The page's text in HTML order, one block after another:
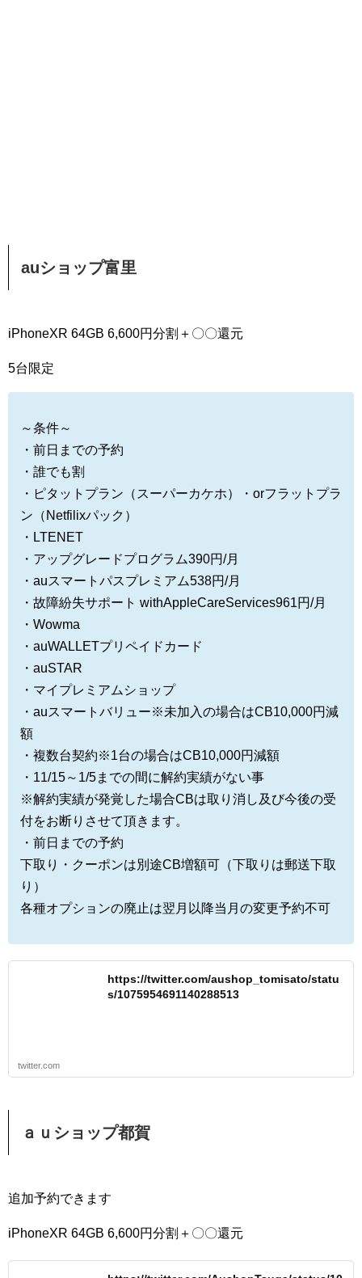
auショップ富里
iPhoneXR 64GB 6,600円分割＋〇〇還元
5台限定
～条件～
・前日までの予約
・誰でも割
・ピタットプラン（スーパーカケホ）・orフラットプラ
ン（Netfilixパック）
・LTENET
・アップグレードプログラム390円/月
・auスマートパスプレミアム538円/月
・故障紛失サポート withAppleCareServices961円/月
・Wowma
・auWALLETプリペイドカード
・auSTAR
・マイプレミアムショップ
・auスマートバリュー※未加入の場合はCB10,000円減
額
・複数台契約※1台の場合はCB10,000円減額
・11/15～1/5までの間に解約実績がない事
※解約実績が発覚した場合CBは取り消し及び今後の受
付をお断りさせて頂きます。
・前日までの予約
下取り・クーポンは別途CB増額可（下取りは郵送下取
り）
各種オプションの廃止は翌月以降当月の変更予約不可
https://twitter.com/aushop_tomisato/statu
s/1075954691140288513
twitter.com
ａｕショップ都賀
追加予約できます
iPhoneXR 64GB 6,600円分割＋〇〇還元